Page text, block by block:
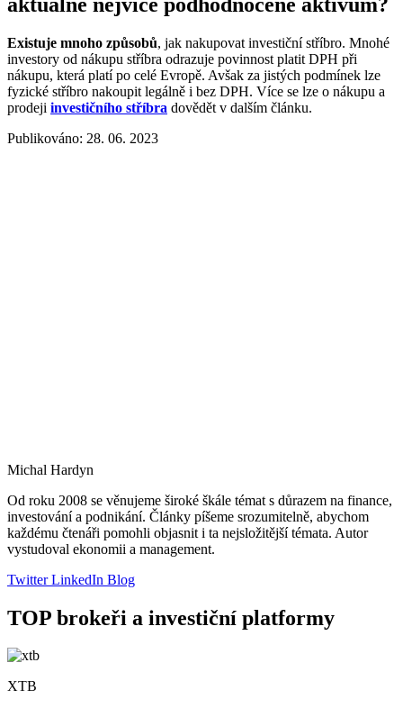
Existuje mnoho způsobů, jak nakupovat investiční stříbro. Mnohé
investory od nákupu stříbra odrazuje povinnost platit DPH při
nákupu, která platí po celé Evropě. Avšak za jistých podmínek lze
fyzické stříbro nakoupit legálně i bez DPH. Více se lze o nákupu a
prodeji investičního stříbra dovědět v dalším článku.
Publikováno: 28. 06. 2023
Michal Hardyn
Od roku 2008 se věnujeme široké škále témat s důrazem na finance,
investování a podnikání. Články píšeme srozumitelně, abychom
každému čtenáři pomohli objasnit i ta nejsložitější témata. Autor
vystudoval ekonomii a management.
TwitterLinkedIn Blog
TOP brokeři a investiční platformy
XTB